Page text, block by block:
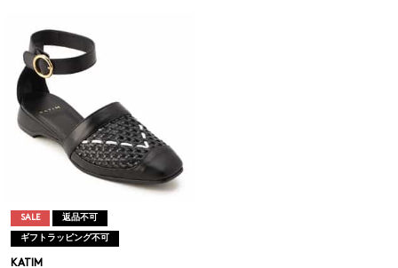
SALE 返品不可
ギフトラッピング不可
KATIM